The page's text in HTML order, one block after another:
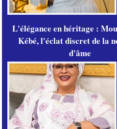
L'élégance en héritage :
Kébé, l'éclat discret de la
d'âme